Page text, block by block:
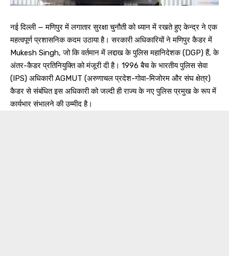
नई दिल्ली — मणिपुर में लगातार सुरक्षा चुनौती को ध्यान में रखते हुए केन्द्र ने एक
महत्वपूर्ण प्रशासनिक कदम उठाया है। सरकारी अधिकारियों ने मणिपुर कैडर में
Mukesh Singh, जो कि वर्तमान में लद्दाख के पुलिस महानिदेशक (DGP) हैं, के
अंतर-कैडर प्रतिनियुक्ति को मंजूरी दी है। 1996 बैच के भारतीय पुलिस सेवा
(IPS) अधिकारी AGMUT (अरुणाचल प्रदेश-गोवा-मिजोरम और संघ क्षेत्र)
कैडर से संबंधित इस अधिकारी को जल्दी ही राज्य के नए पुलिस प्रमुख के रूप में
कार्यभार संभालने की उम्मीद है।